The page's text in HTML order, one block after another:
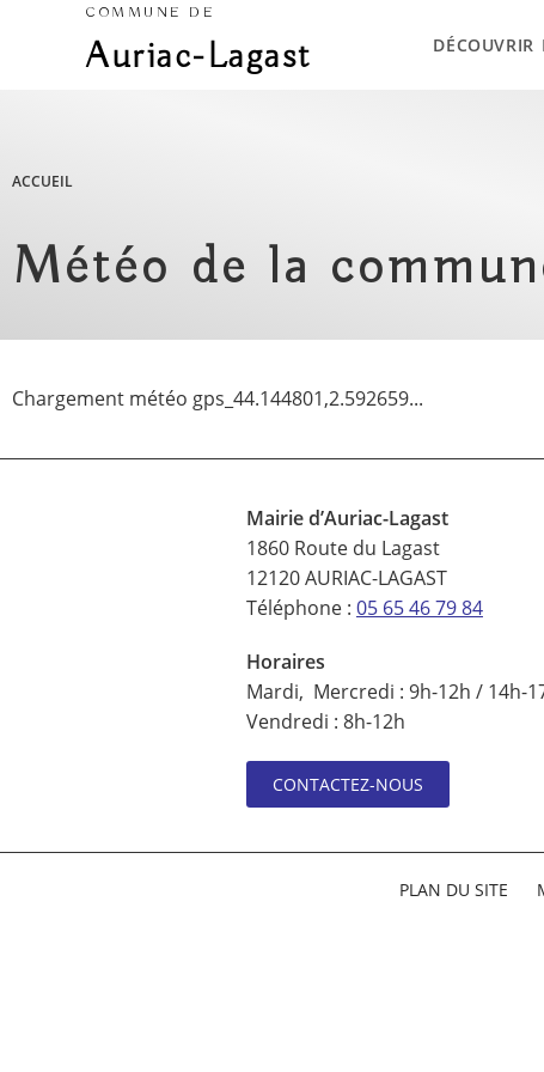
COMMUNE DE
Auriac-Lagast DÉCOUVRIR
ACCUEIL
Météo de la
Chargement météo gps_44.144801,2.592659...
Mairie d’Auriac-Lagast
1860 Route du Lagast
12120 AURIAC-LAGAST
Téléphone : 05 65 46 79 84
Horaires
Mardi, Mercredi : 9h-12h / 14h-
Vendredi : 8h-12h
CONTACTEZ-NOUS
PLAN DU SITE